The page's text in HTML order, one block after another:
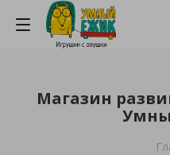
Магазин